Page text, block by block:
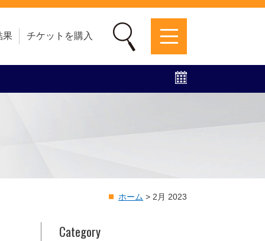
果 チケットを購入
ホーム > 2月 2023
Category